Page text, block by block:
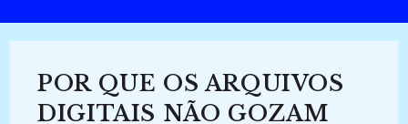
POR QUE OS ARQUIVOS
DIGITAIS NÃO GOZAM